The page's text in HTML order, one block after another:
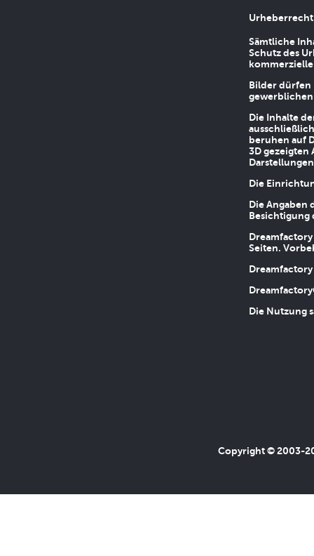
Urheberrecht
Sämtliche
Schutz des
Bilder dürfen
Die Inhalte
beruhen auf
3D gezeigten
Die
Die
Besichtigung
Seiten.
Die Nutzung
Copyright © 2003-